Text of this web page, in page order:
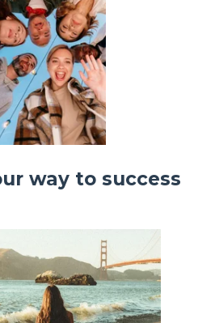
way to success